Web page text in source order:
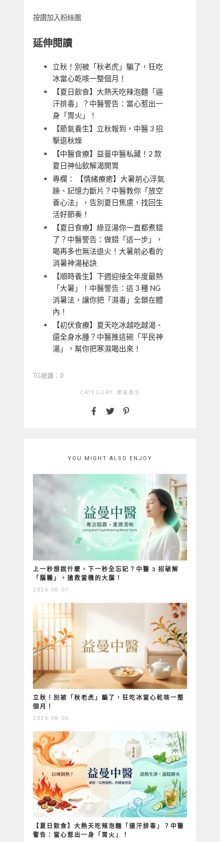
按讚加入粉絲團
延伸閱讀
立秋！別被「秋老虎」騙了，狂吃
冰當心乾咳一整個月！
【夏日飲食】大熱天吃辣泡麵「逼
汗排毒」？中醫警告：當心惹出一
身「胃火」！
【節氣養生】立秋報到，中醫 3 招
擊退秋燥
【中醫食療】益曼中醫私藏！2 款
夏日神仙飲解渴開胃
專欄： 【情緒療癒】大暑前心浮氣
躁、記憶力斷片？中醫教你「放空
養心法」，告別夏日焦慮，找回生
活好節奏！
【夏日食療】綠豆湯你一直都煮錯
了？中醫警告：做錯「這一步」，
喝再多也無法退火！大暑前必看的
消暑神湯秘訣
【順時養生】下週迎接全年度最熱
「大暑」！中醫警告：這 3 種 NG
消暑法，讓你把「濕毒」全鎖在體
內！
【初伏食療】夏天吃冰越吃越渴、
還全身水腫？中醫推這碗「平民神
湯」，幫你把寒濕喝出來！
TG按讚：0
CATEGORY: 節氣養生
YOU MIGHT ALSO ENJOY
上一秒想說什麼，下一秒全忘記？中醫 3 招破解
「腦霧」，搶救當機的大腦！
2026-08-07
立秋！別被「秋老虎」騙了，狂吃冰當心乾咳一整
個月！
2026-08-06
【夏日飲食】大熱天吃辣泡麵「逼汗排毒」？中醫
警告：當心惹出一身「胃火」！